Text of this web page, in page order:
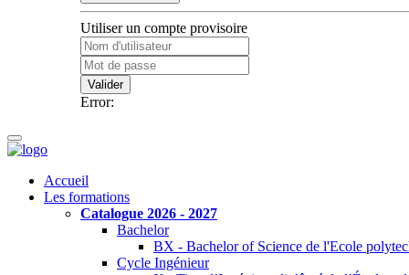
Utiliser un compte provisoire
Valider
Error:
Accueil
Les formations
Catalogue 2026 - 2027
Bachelor
BX - Bachelor of Science de l'Ecole
Cycle Ingénieur